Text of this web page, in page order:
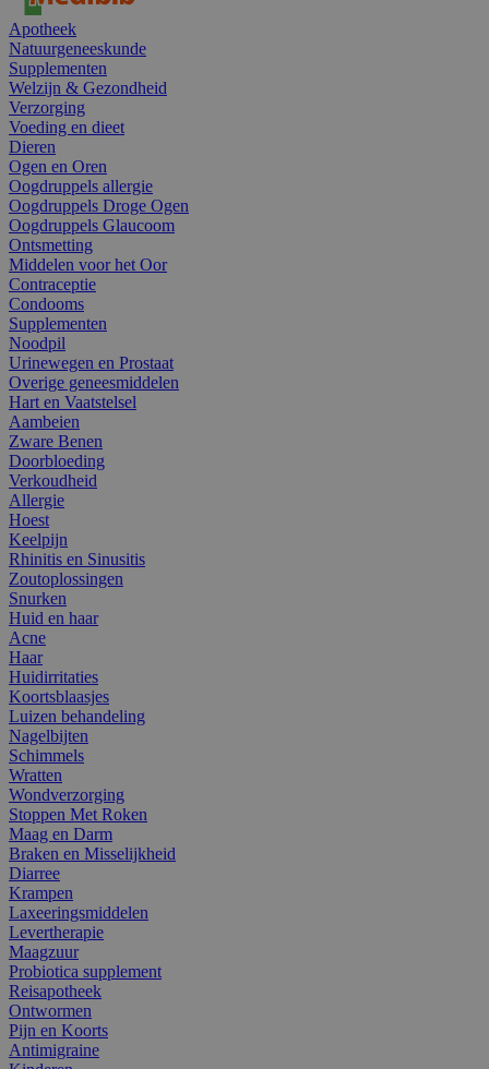
Apotheek
Natuurgeneeskunde
Supplementen
Welzijn & Gezondheid
Verzorging
Voeding en dieet
Dieren
Ogen en Oren
Oogdruppels allergie
Oogdruppels Droge Ogen
Oogdruppels Glaucoom
Ontsmetting
Middelen voor het Oor
Contraceptie
Condooms
Supplementen
Noodpil
Urinewegen en Prostaat
Overige geneesmiddelen
Hart en Vaatstelsel
Aambeien
Zware Benen
Doorbloeding
Verkoudheid
Allergie
Hoest
Keelpijn
Rhinitis en Sinusitis
Zoutoplossingen
Snurken
Huid en haar
Acne
Haar
Huidirritaties
Koortsblaasjes
Luizen behandeling
Nagelbijten
Schimmels
Wratten
Wondverzorging
Stoppen Met Roken
Maag en Darm
Braken en Misselijkheid
Diarree
Krampen
Laxeeringsmiddelen
Levertherapie
Maagzuur
Probiotica supplement
Reisapotheek
Ontwormen
Pijn en Koorts
Antimigraine